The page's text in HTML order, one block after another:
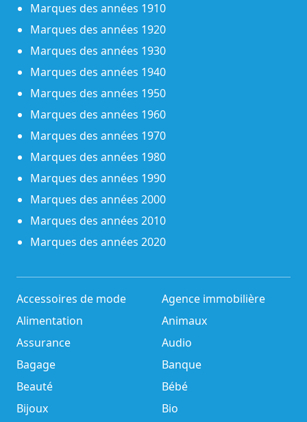
Marques des années 1910
Marques des années 1920
Marques des années 1930
Marques des années 1940
Marques des années 1950
Marques des années 1960
Marques des années 1970
Marques des années 1980
Marques des années 1990
Marques des années 2000
Marques des années 2010
Marques des années 2020
Accessoires de mode
Agence immobilière
Alimentation
Animaux
Assurance
Audio
Bagage
Banque
Beauté
Bébé
Bijoux
Bio